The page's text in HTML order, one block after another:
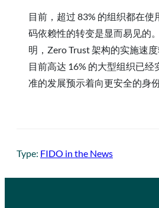
目前，超过 83% 的组织都在使
码依赖性的转变是显而易见的
明，Zero Trust 架构的实施速
目前高达 16% 的大型组织已经
准的发展预示着向更安全的身
Type: FIDO in the News